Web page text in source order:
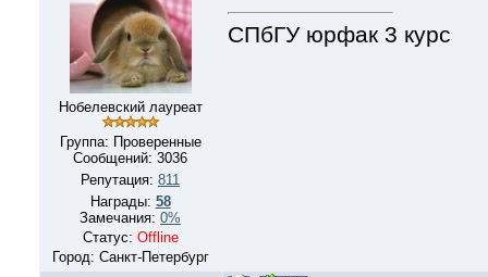
Нобелевский лауреат
Группа: Проверенные
Сообщений: 3036
Репутация: 811
Награды: 58
Замечания: 0%
Статус: Offline
Город: Санкт-Петербург
СПбГУ юрфак 3 курс